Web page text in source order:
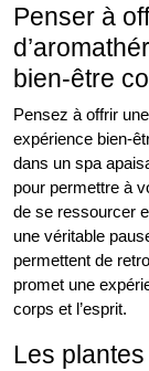
Penser à
bien-être
Pensez à offrir
expérience bien-
dans un spa
pour permettre à
de se ressourcer
une véritable
permettent de
promet une
corps et l’esprit.
Les